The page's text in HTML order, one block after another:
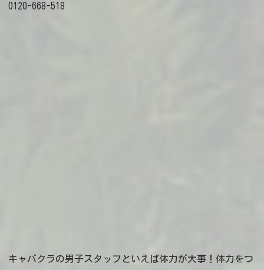
0120-668-518
キャバクラの男子スタッフといえば体力が大事！体力をつ